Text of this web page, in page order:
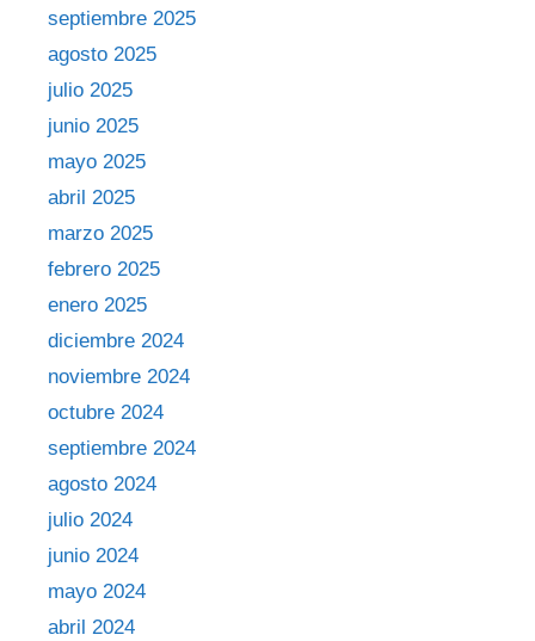
septiembre 2025
agosto 2025
julio 2025
junio 2025
mayo 2025
abril 2025
marzo 2025
febrero 2025
enero 2025
diciembre 2024
noviembre 2024
octubre 2024
septiembre 2024
agosto 2024
julio 2024
junio 2024
mayo 2024
abril 2024